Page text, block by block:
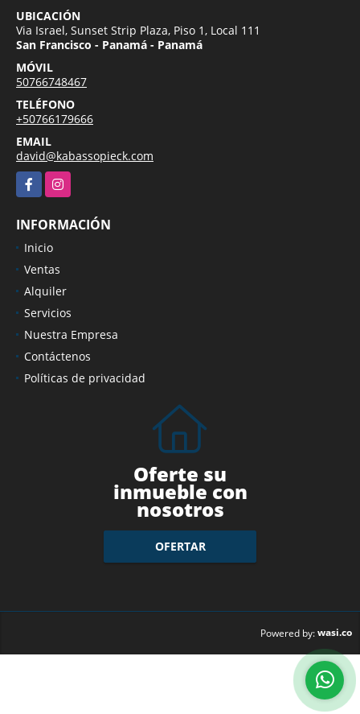
UBICACIÓN
Via Israel, Sunset Strip Plaza, Piso 1, Local 111
San Francisco - Panamá - Panamá
MÓVIL
50766748467
TELÉFONO
+50766179666
EMAIL
david@kabassopieck.com
FacebookInstagram
INFORMACIÓN
Inicio
Ventas
Alquiler
Servicios
Nuestra Empresa
Contáctenos
Políticas de privacidad
Oferte su
inmueble con
nosotros
OFERTAR
Powered by:wasi.co